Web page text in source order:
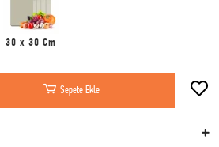
30 x 30 Cm
Sepete Ekle